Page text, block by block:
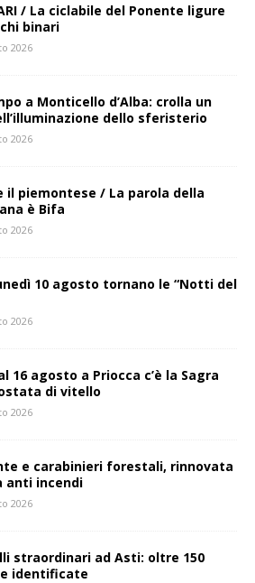
/ La ciclabile del Ponente ligure
binari
2026
a Monticello d’Alba: crolla un
dello sferisterio
2026
il piemontese / La parola della
è Bifa
2026
10 agosto tornano le “Notti del
2026
16 agosto a Priocca c’è la Sagra
di vitello
2026
e carabinieri forestali, rinnovata
anti incendi
2026
straordinari ad Asti: oltre 150
identificate